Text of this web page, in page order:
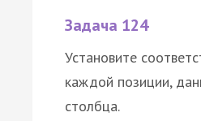
Задача 124
Установите
каждой позиции,
столбца.